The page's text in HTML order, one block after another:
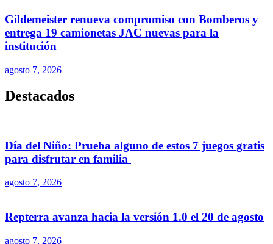
Gildemeister renueva compromiso con Bomberos y
entrega 19 camionetas JAC nuevas para la
institución
agosto 7, 2026
Destacados
Día del Niño: Prueba alguno de estos 7 juegos gratis
para disfrutar en familia
agosto 7, 2026
Repterra avanza hacia la versión 1.0 el 20 de agosto
agosto 7, 2026